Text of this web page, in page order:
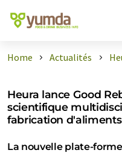
Home Actualités
Heura lance Good
scientifique
fabrication
La nouvelle plate-